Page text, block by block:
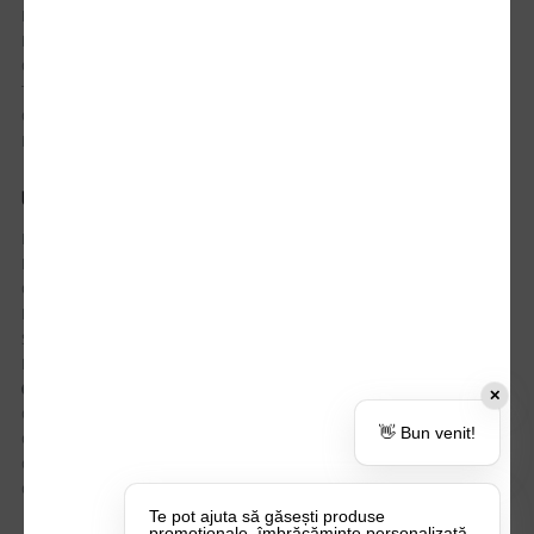
Istoric comenzi
Mostre si Conditii Retur Marfa
Cum comanzi
Termen de livrare
Costuri de livrare
Politica de returnare a produselor
UTILE
Despre Noi
Echipa Update Advertising
CSR si Implicare sociala
Branduri partenere
Suport dedicat si Intrebari frecvente
BLOG – Promo Tips&Tricks
Certificari si Sustenabilitate
Cariere la Update Advertising
CATALOAGE
Contactează-ne
✕
👋 Bun venit!
Te pot ajuta să găsești produse